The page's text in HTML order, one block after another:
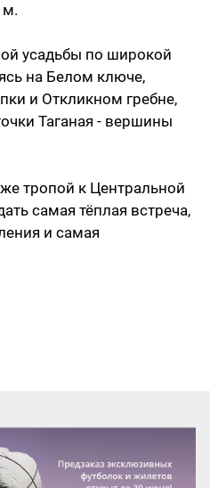
м.
усадьбы по широкой
на Белом ключе,
и Откликном гребне,
Таганая - вершины
тропой к Центральной
самая тёплая встреча,
и самая